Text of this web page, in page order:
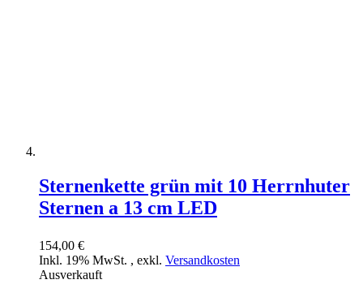
Sternenkette grün mit 10 Herrnhuter
Sternen a 13 cm LED
154,00 €
Inkl. 19% MwSt. , exkl. Versandkosten
Ausverkauft